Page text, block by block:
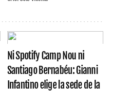
Ni Spotify Camp Nou ni
Santiago Bernabéu: Gianni
Infantino elige la sede de la